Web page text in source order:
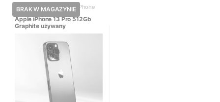
iPhone 13 Pro używany, iPhone
używany
Apple iPhone 13 Pro 512Gb
Graphite używany